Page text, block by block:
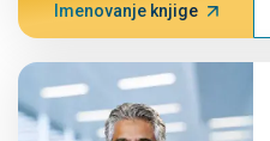
Imenovanje knjige